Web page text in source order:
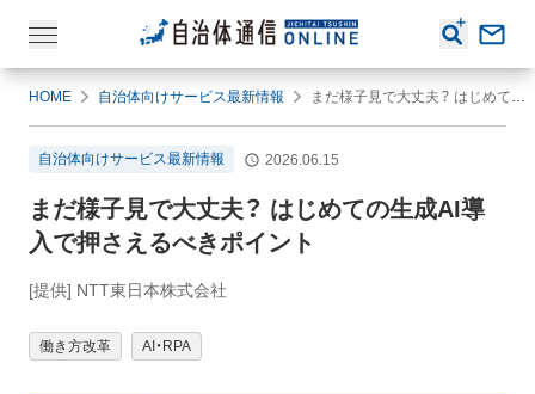
HOME 自治体向けサービス最新情報 まだ様子見で大丈夫？ はじめての生成AI導入で押さえるべきポイント
自治体向けサービス最新情報 2026.06.15
まだ様子見で大丈夫？ はじめての生成AI導
入で押さえるべきポイント
[提供] NTT東日本株式会社
働き方改革 AI・RPA